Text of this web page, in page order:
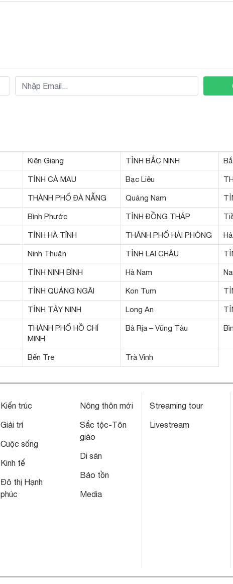
Kiên Giang TỈNH BẮC NINH
TỈNH CÀ MAU Bạc Liêu
THÀNH PHỐ ĐÀ NẴNG Quảng Nam
Bình Phước TỈNH ĐỒNG THÁP
TỈNH HÀ TĨNH THÀNH PHỐ HẢI PHÒNG
Ninh Thuận TỈNH LAI CHÂU
TỈNH NINH BÌNH Hà Nam
TỈNH QUẢNG NGÃI Kon Tum
TỈNH TÂY NINH Long An
THÀNH PHỐ HỒ CHÍ
MINH
Bà Rịa – Vũng Tàu
Bến Tre Trà Vinh
Kiến trúc
Giải trí
Cuộc sống
Kinh tế
Đô thị Hạnh
phúc
Nông thôn mới
Sắc tộc-Tôn
giáo
Di sản
Bảo tồn
Media
Streaming tour
Livestream